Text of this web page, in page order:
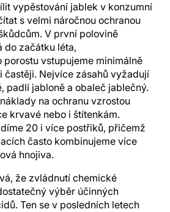
vypěstování jablek v konzumní
s velmi náročnou ochranou
V první polovině
do začátku léta,
porostu vstupujeme minimálně
častěji. Nejvíce zásahů vyžadují
padlí jabloně a obaleč jablečný.
na ochranu vzrostou
krvavé nebo i štítenkám.
20 i více postřiků, přičemž
často kombinujeme více
hnojiva.
že zvládnutí chemické
výběr účinných
Ten se v posledních letech